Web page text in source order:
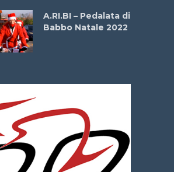
A.RI.BI – Pedalata di
Babbo Natale 2022